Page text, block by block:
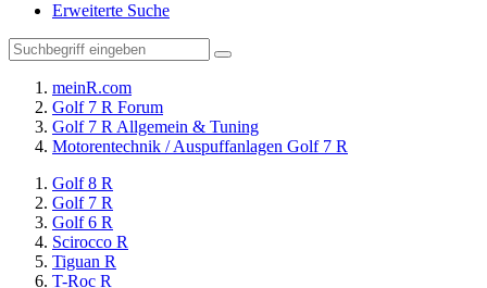
Erweiterte Suche
meinR.com
Golf 7 R Forum
Golf 7 R Allgemein & Tuning
Motorentechnik / Auspuffanlagen Golf 7 R
Golf 8 R
Golf 7 R
Golf 6 R
Scirocco R
Tiguan R
T-Roc R